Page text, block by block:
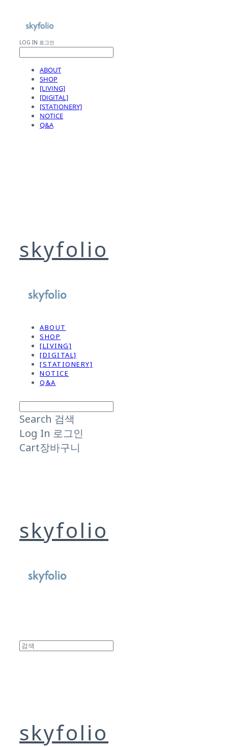
LOG IN 로그인
ABOUT
SHOP
[LIVING]
[DIGITAL]
[STATIONERY]
NOTICE
Q&A
skyfolio
ABOUT
SHOP
[LIVING]
[DIGITAL]
[STATIONERY]
NOTICE
Q&A
Search 검색
Log In 로그인
Cart장바구니
skyfolio
skyfolio